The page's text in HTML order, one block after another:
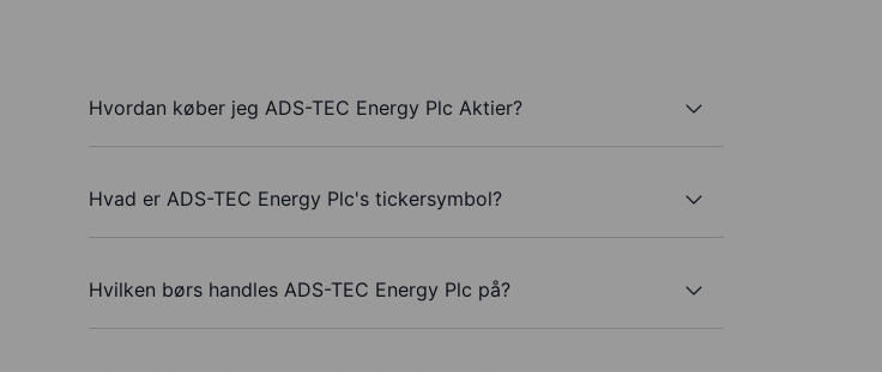
Hvordan køber jeg ADS-TEC Energy Plc Aktier?
Hvad er ADS-TEC Energy Plc's tickersymbol?
Hvilken børs handles ADS-TEC Energy Plc på?